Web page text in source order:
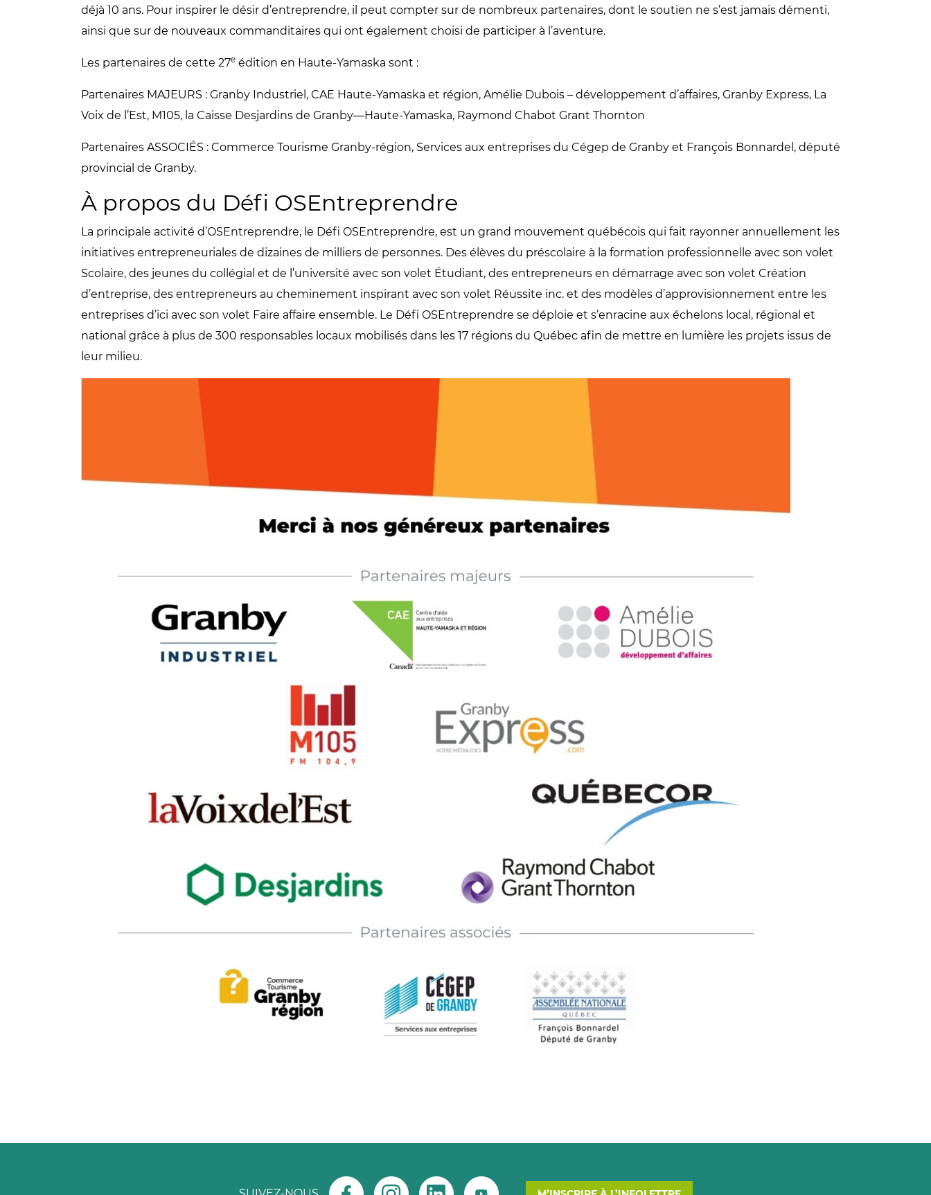
déjà 10 ans. Pour inspirer le désir d’entreprendre, il peut compter sur de nombreux partenaires, dont le soutien ne s’est jamais démenti,
ainsi que sur de nouveaux commanditaires qui ont également choisi de participer à l’aventure.
Les partenaires de cette 27e édition en Haute-Yamaska sont :
Partenaires MAJEURS : Granby Industriel, CAE Haute-Yamaska et région, Amélie Dubois – développement d’affaires, Granby Express, La
Voix de l’Est, M105, la Caisse Desjardins de Granby―Haute-Yamaska, Raymond Chabot Grant Thornton
Partenaires ASSOCIÉS : Commerce Tourisme Granby-région, Services aux entreprises du Cégep de Granby et François Bonnardel, député
provincial de Granby.
À propos du Défi OSEntreprendre
La principale activité d’OSEntreprendre, le Défi OSEntreprendre, est un grand mouvement québécois qui fait rayonner annuellement les
initiatives entrepreneuriales de dizaines de milliers de personnes. Des élèves du préscolaire à la formation professionnelle avec son volet
Scolaire, des jeunes du collégial et de l’université avec son volet Étudiant, des entrepreneurs en démarrage avec son volet Création
d’entreprise, des entrepreneurs au cheminement inspirant avec son volet Réussite inc. et des modèles d’approvisionnement entre les
entreprises d’ici avec son volet Faire affaire ensemble. Le Défi OSEntreprendre se déploie et s’enracine aux échelons local, régional et
national grâce à plus de 300 responsables locaux mobilisés dans les 17 régions du Québec afin de mettre en lumière les projets issus de
leur milieu.